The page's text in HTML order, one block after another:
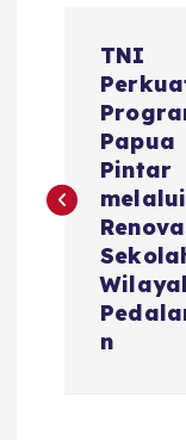
t
TNI
Papua
Pintar
melalui
n